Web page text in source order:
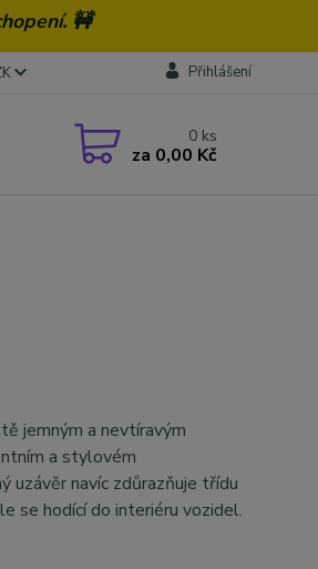
🚧
Přihlášení
0 ks
za 0,00 Kč
jemným a nevtíravým
a stylovém
uzávěr navíc zdůrazňuje třídu
se hodící do interiéru vozidel.